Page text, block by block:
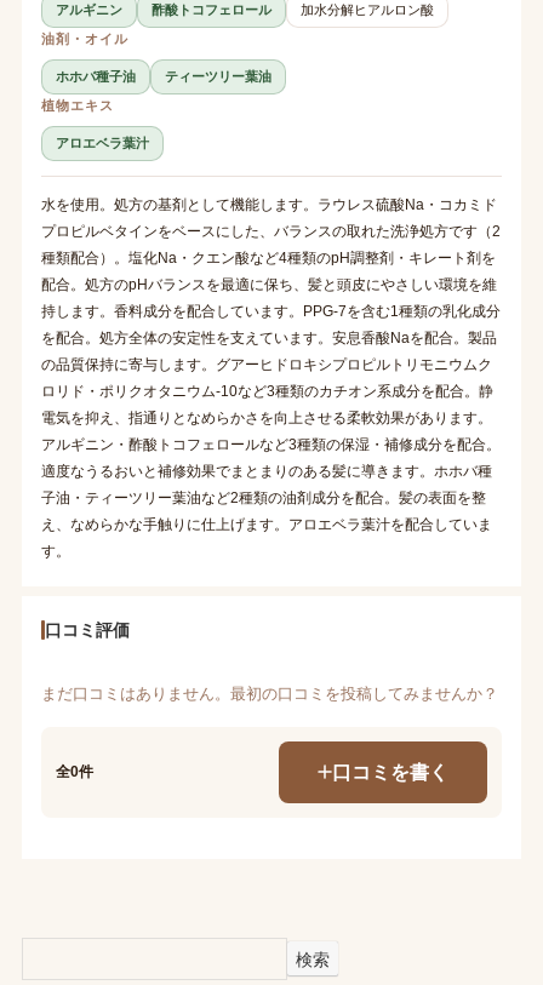
アルギニン 酢酸トコフェロール
加水分解ヒアルロン酸
油剤・オイル
ホホバ種子油
ティーツリー葉油
植物エキス
アロエベラ葉汁
水を使用。処方の基剤として機能します。ラウレス硫酸Na・コカミド
プロピルベタインをベースにした、バランスの取れた洗浄処方です（2
種類配合）。塩化Na・クエン酸など4種類のpH調整剤・キレート剤を
配合。処方のpHバランスを最適に保ち、髪と頭皮にやさしい環境を維
持します。香料成分を配合しています。PPG-7を含む1種類の乳化成分
を配合。処方全体の安定性を支えています。安息香酸Naを配合。製品
の品質保持に寄与します。グアーヒドロキシプロピルトリモニウムク
ロリド・ポリクオタニウム-10など3種類のカチオン系成分を配合。静
電気を抑え、指通りとなめらかさを向上させる柔軟効果があります。
アルギニン・酢酸トコフェロールなど3種類の保湿・補修成分を配合。
適度なうるおいと補修効果でまとまりのある髪に導きます。ホホバ種
子油・ティーツリー葉油など2種類の油剤成分を配合。髪の表面を整
え、なめらかな手触りに仕上げます。アロエベラ葉汁を配合していま
す。
口コミ評価
まだ口コミはありません。最初の口コミを投稿してみませんか？
全0件 口コミを書く
検索